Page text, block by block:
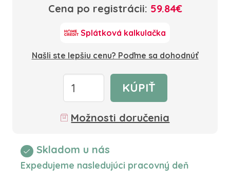
Cena po registrácii: 59.84€
Splátková kalkulačka
Našli ste lepšiu cenu? Poďme sa dohodnúť
KÚPIŤ
Možnosti doručenia
Skladom u nás
Expedujeme nasledujúci pracovný deň